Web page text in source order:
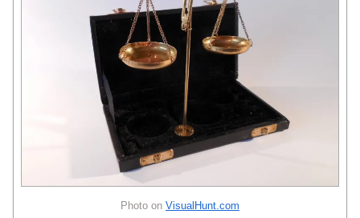
Photo on VisualHunt.com